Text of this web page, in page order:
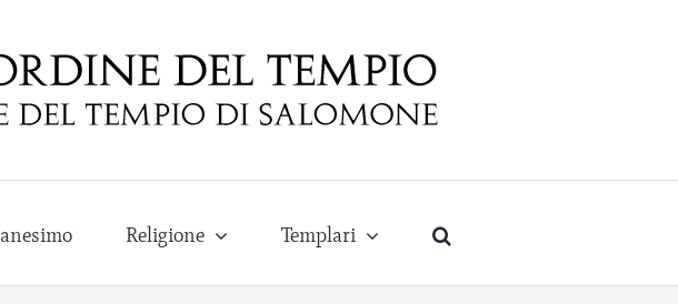
Religione Templari